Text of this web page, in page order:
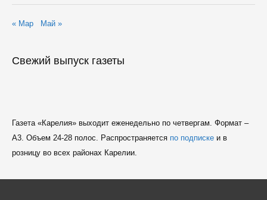
« Мар Май »
Свежий выпуск газеты
Газета «Карелия» выходит еженедельно по четвергам. Формат –
A3. Объем 24-28 полос. Распространяется по подпискеи в
розницу во всех районах Карелии.